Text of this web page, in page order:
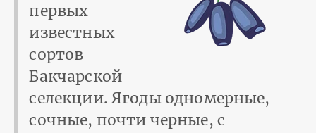
первых
известных
сортов
Бакчарской
селекции. Ягоды одномерные,
сочные, почти черные, с